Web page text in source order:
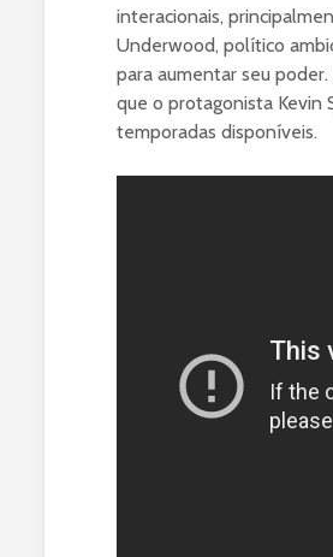
interacionais,
Underwood, político
para aumentar seu
que o protagonista Kevin
temporadas disponíveis.